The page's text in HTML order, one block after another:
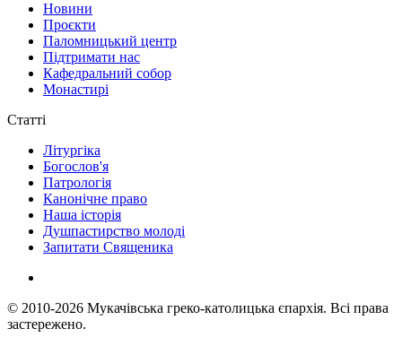
Новини
Проєкти
Паломницький центр
Підтримати нас
Кафедральний собор
Монастирі
Статті
Літургіка
Богослов'я
Патрологія
Канонічне право
Наша історія
Душпастирство молоді
Запитати Священика
© 2010-2026 Мукачівська греко-католицька єпархія. Всі права
застережено.